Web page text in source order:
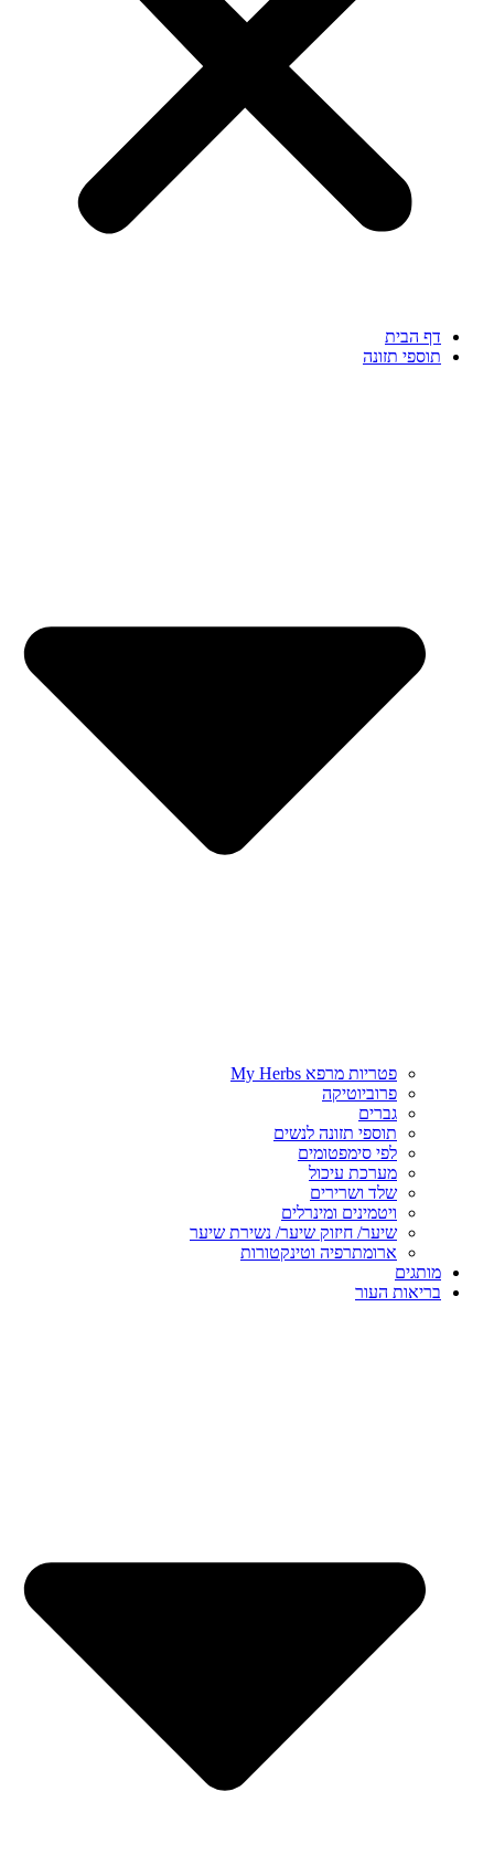
דף הבית
תוספי תזונה
פטריות מרפא My Herbs
פרוביוטיקה
גברים
תוספי תזונה לנשים
לפי סימפטומים
מערכת עיכול
שלד ושרירים
ויטמינים ומינרלים
שיער/ חיזוק שיער/ נשירת שיער
ארומתרפיה וטינקטורות
מותגים
בריאות העור